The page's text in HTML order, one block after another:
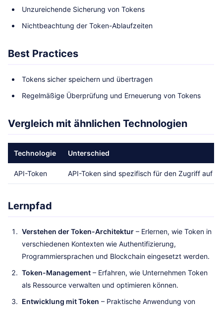
Unzureichende Sicherung von Tokens
Nichtbeachtung der Token-Ablaufzeiten
Best Practices
Tokens sicher speichern und übertragen
Regelmäßige Überprüfung und Erneuerung von Tokens
Vergleich mit ähnlichen Technologien
Technologie Unterschied
API-Token API-Token sind spezifisch für den Zugriff auf
Lernpfad
Verstehen der Token-Architektur – Erlernen, wie Token in
verschiedenen Kontexten wie Authentifizierung,
Programmiersprachen und Blockchain eingesetzt werden.
Token-Management – Erfahren, wie Unternehmen Token
als Ressource verwalten und optimieren können.
Entwicklung mit Token – Praktische Anwendung von